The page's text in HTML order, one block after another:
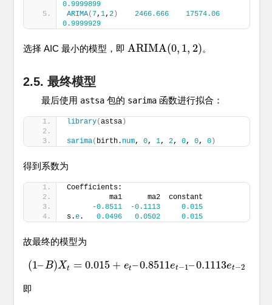
0.9999899
ARIMA( 7,1,2) 2466.666
17574.06
0.9999929
选择 AIC 最小的模型，即 ARIMA(0, 1, 2)
ARIMA(0,1,2 ) 。
2.5. 最终模型
最后使用 astsa 包的 sarima 函数进行拟合：
library(astsa)
sarima( birth. num, 0, 1, 2, 0, 0, 0)
得到系数为
Coefficients:
          ma1      ma2  constant
-0.8511
-0.1113
0.015
s.e. 0.0496 0.0502 0.015
故最终的模型为
(1–B)Xt = 0.015 + et–0.8511et−1–0.1113et−2
(1–B )Xt =0.015 +e –0.8511et−1–0.1113et−2
即